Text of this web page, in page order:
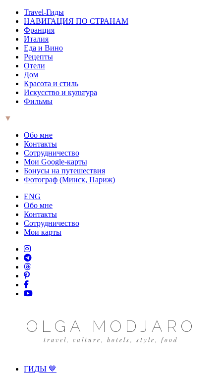
Travel-Гиды
НАВИГАЦИЯ ПО СТРАНАМ
Франция
Италия
Еда и Вино
Рецепты
Отели
Дом
Красота и стиль
Искусство и культура
Фильмы
▼
Обо мне
Контакты
Сотрудничество
Мои Google-карты
Бонусы на путешествия
Фотограф (Минск, Париж)
ENG
Обо мне
Контакты
Сотрудничество
Мои карты
OLGA MODJARO
travel, culture, hotels, style, food
ГИДЫ 🤎